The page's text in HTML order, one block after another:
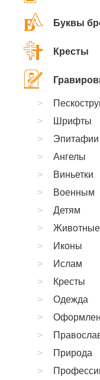
Буквы
Кресты
Шрифты
Эпитафии
Ангелы
Виньетки
Военным
Детям
Животные
Иконы
Ислам
Кресты
Одежда
Природа